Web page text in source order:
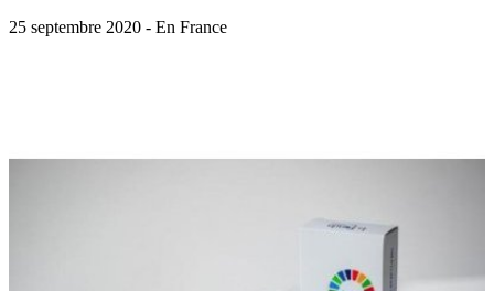
25 septembre 2020 - En France